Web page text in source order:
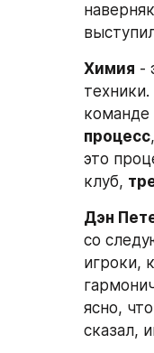
Химия -
команде
процесс
это
клуб,
Дэн
со
игроки,
ясно,
сказал,